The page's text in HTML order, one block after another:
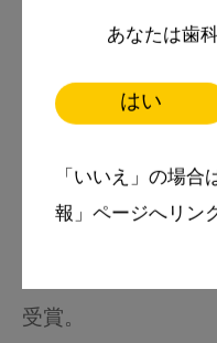
あなたは歯
はい
「いいえ」の場合
報」ページへリン
2012年4月～認定
学校歯科医を務め
部大臣賞を受賞。
受賞。